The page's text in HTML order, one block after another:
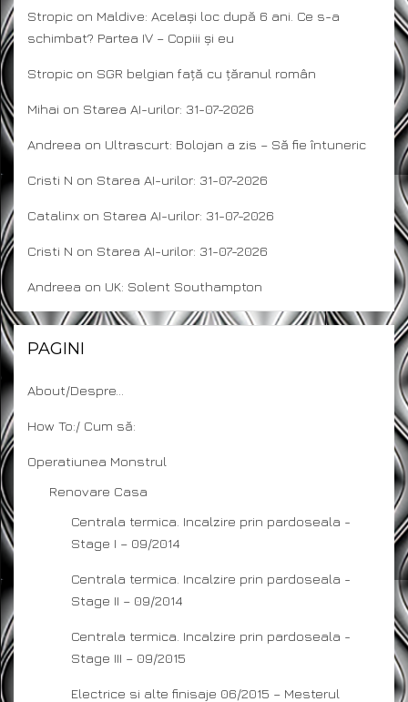
Stropic on Maldive: Același loc după 6 ani. Ce s-a
schimbat? Partea IV – Copiii și eu
Stropic on SGR belgian față cu țăranul român
Mihai on Starea AI-urilor: 31-07-2026
Andreea on Ultrascurt: Bolojan a zis – Să fie întuneric
Cristi N on Starea AI-urilor: 31-07-2026
Catalinx on Starea AI-urilor: 31-07-2026
Cristi N on Starea AI-urilor: 31-07-2026
Andreea on UK: Solent Southampton
PAGINI
About/Despre…
How To:/ Cum să:
Operatiunea Monstrul
Renovare Casa
Centrala termica. Incalzire prin pardoseala -
Stage I – 09/2014
Centrala termica. Incalzire prin pardoseala -
Stage II – 09/2014
Centrala termica. Incalzire prin pardoseala -
Stage III – 09/2015
Electrice si alte finisaje 06/2015 – Mesterul